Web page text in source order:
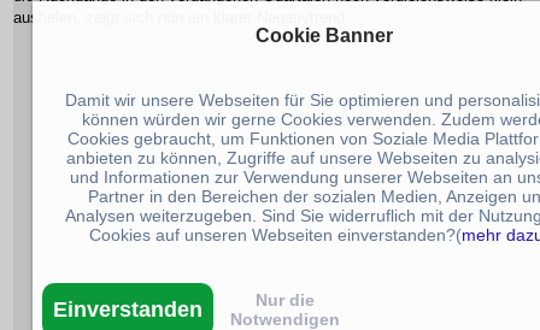
ausfielen, zeigt sich nun ein klarer Negativtrend.
Cookie Banner
Damit wir unsere Webseiten für Sie optimieren und
können würden wir gerne Cookies verwenden. Zudem
Cookies gebraucht, um Funktionen von Soziale Media
anbieten zu können, Zugriffe auf unsere Webseiten zu
und Informationen zur Verwendung unserer Webseiten an
Partner in den Bereichen der sozialen Medien, Anzeigen
Analysen weiterzugeben. Sind Sie widerruflich mit der
Cookies auf unseren Webseiten einverstanden?(mehr
Einverstanden
Nur die
Notwendigen